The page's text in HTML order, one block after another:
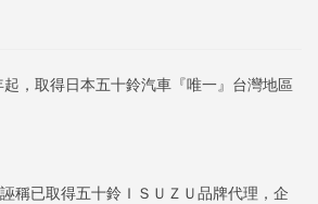
，取得日本五十鈴汽車『唯一』台灣地區
稱已取得五十鈴ＩＳＵＺＵ品牌代理，企